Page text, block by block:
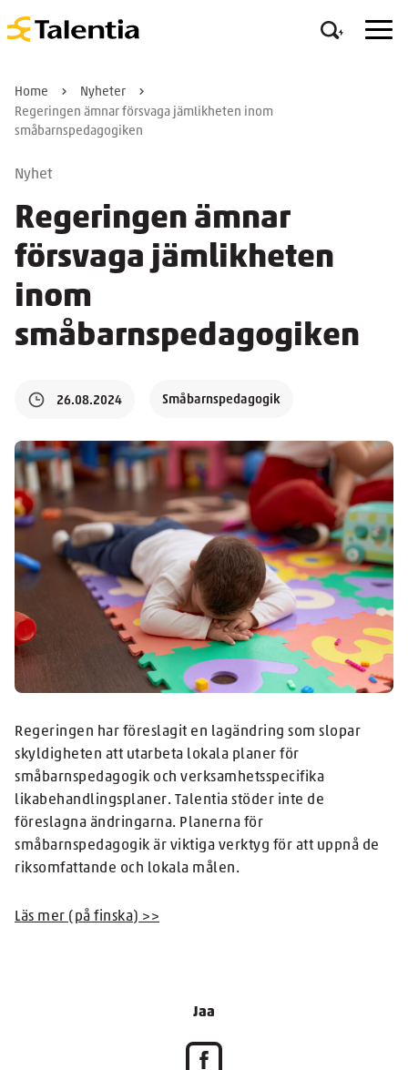
Home
Nyheter
Regeringen ämnar försvaga jämlikheten inom
småbarnspedagogiken
Nyhet
Regeringen ämnar
försvaga jämlikheten
inom
småbarnspedagogiken
26.08.2024 Småbarnspedagogik
Regeringen har föreslagit en lagändring som slopar
skyldigheten att utarbeta lokala planer för
småbarnspedagogik och verksamhetsspecifika
likabehandlingsplaner. Talentia stöder inte de
föreslagna ändringarna. Planerna för
småbarnspedagogik är viktiga verktyg för att uppnå de
riksomfattande och lokala målen.
Läs mer (på finska) >>
Jaa